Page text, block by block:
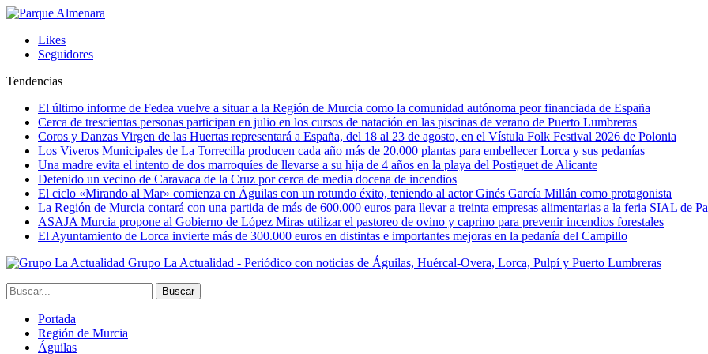
Likes
Seguidores
Tendencias
El último informe de Fedea vuelve a situar a la Región de Murcia como la comunidad autónoma peor financiada de España
Cerca de trescientas personas participan en julio en los cursos de natación en las piscinas de verano de Puerto Lumbreras
Coros y Danzas Virgen de las Huertas representará a España, del 18 al 23 de agosto, en el Vístula Folk Festival 2026 de Polonia
Los Viveros Municipales de La Torrecilla producen cada año más de 20.000 plantas para embellecer Lorca y sus pedanías
Una madre evita el intento de dos marroquíes de llevarse a su hija de 4 años en la playa del Postiguet de Alicante
Detenido un vecino de Caravaca de la Cruz por cerca de media docena de incendios
El ciclo «Mirando al Mar» comienza en Águilas con un rotundo éxito, teniendo al actor Ginés García Millán como protagonista
La Región de Murcia contará con una partida de más de 600.000 euros para llevar a treinta empresas alimentarias a la feria SIAL de
ASAJA Murcia propone al Gobierno de López Miras utilizar el pastoreo de ovino y caprino para prevenir incendios forestales
El Ayuntamiento de Lorca invierte más de 300.000 euros en distintas e importantes mejoras en la pedanía del Campillo
Grupo La Actualidad - Periódico con noticias de Águilas, Huércal-Overa, Lorca, Pulpí y Puerto Lumbreras
Portada
Región de Murcia
Águilas